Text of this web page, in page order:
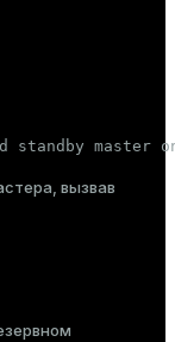
standby master on
вызвав